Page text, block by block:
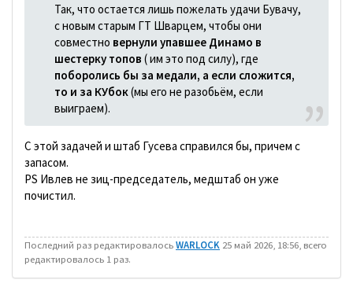
Так, что остается лишь пожелать удачи Бувачу,
с новым старым ГТ Шварцем, чтобы они
совместно вернули упавшее Динамо в
шестерку топов ( им это под силу), где
поборолись бы за медали, а если сложится,
то и за КУбок (мы его не разобьём, если
выиграем).
С этой задачей и штаб Гусева справился бы, причем с
запасом.
PS Ивлев не зиц-председатель, медштаб он уже
почистил.
Последний раз редактировалосьWARLOCK 25 май 2026, 18:56, всего
редактировалось 1 раз.